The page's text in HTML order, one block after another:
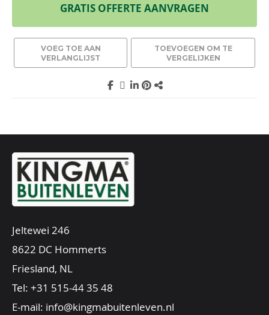
GRATIS OFFERTE AANVRAGEN
VOEG TOE AAN
VERLANGLIJST
TOEVOEGEN OM TE
VERGELIJKEN
Jeltewei 246
8622 DC Hommerts
Friesland, NL
Tel: +31 515-44 35 48
E-mail: info@kingmabuitenleven.nl